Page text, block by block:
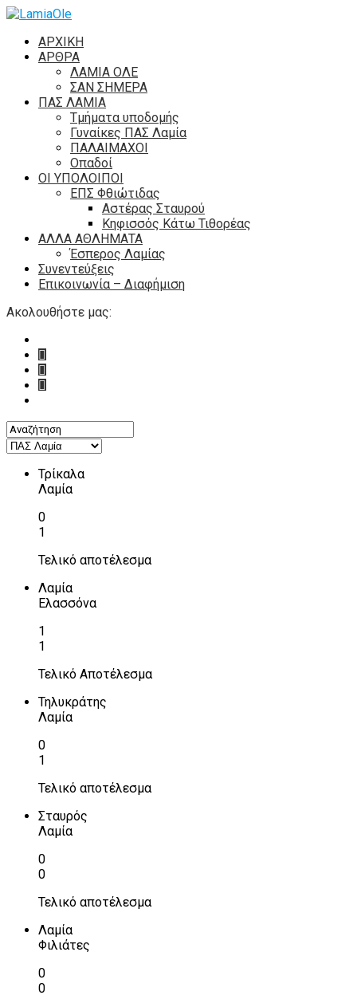
ΑΡΧΙΚΗ
ΑΡΘΡΑ
ΛΑΜΙΑ ΟΛΕ
ΣΑΝ ΣΗΜΕΡΑ
ΠΑΣ ΛΑΜΙΑ
Τμήματα υποδομής
Γυναίκες ΠΑΣ Λαμία
ΠΑΛΑΙΜΑΧΟΙ
Οπαδοί
ΟΙ ΥΠΟΛΟΙΠΟΙ
ΕΠΣ Φθιώτιδας
Αστέρας Σταυρού
Κηφισσός Κάτω Τιθορέας
ΑΛΛΑ ΑΘΛΗΜΑΤΑ
Έσπερος Λαμίας
Συνεντεύξεις
Επικοινωνία – Διαφήμιση
Ακολουθήστε μας:
Τρίκαλα
Λαμία
0
1
Τελικό αποτέλεσμα
Λαμία
Ελασσόνα
1
1
Τελικό Αποτέλεσμα
Τηλυκράτης
Λαμία
0
1
Τελικό αποτέλεσμα
Σταυρός
Λαμία
0
0
Τελικό αποτέλεσμα
Λαμία
Φιλιάτες
0
0